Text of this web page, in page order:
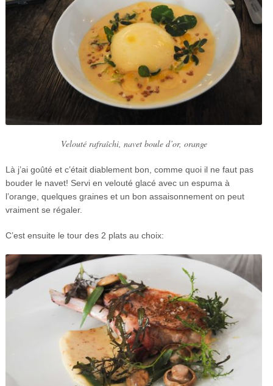
Velouté rafraîchi, navet boule d’or, orange
Là j’ai goûté et c’était diablement bon, comme quoi il ne faut pas
bouder le navet! Servi en velouté glacé avec un espuma à
l’orange, quelques graines et un bon assaisonnement on peut
vraiment se régaler.
C’est ensuite le tour des 2 plats au choix: